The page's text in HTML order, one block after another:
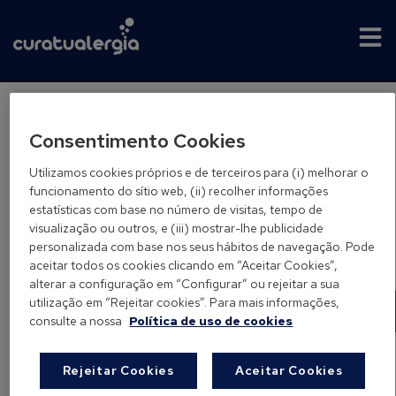
Alergia a fungos
Pesquisar
Pesquisar
Consentimento Cookies
Utilizamos cookies próprios e de terceiros para (i) melhorar o
funcionamento do sítio web, (ii) recolher informações
estatísticas com base no número de visitas, tempo de
visualização ou outros, e (iii) mostrar-lhe publicidade
personalizada com base nos seus hábitos de navegação. Pode
aceitar todos os cookies clicando em “Aceitar Cookies”,
alterar a configuração em “Configurar” ou rejeitar a sua
utilização em “Rejeitar cookies”. Para mais informações,
consulte a nossa Política de uso de cookies
Rejeitar Cookies Aceitar Cookies